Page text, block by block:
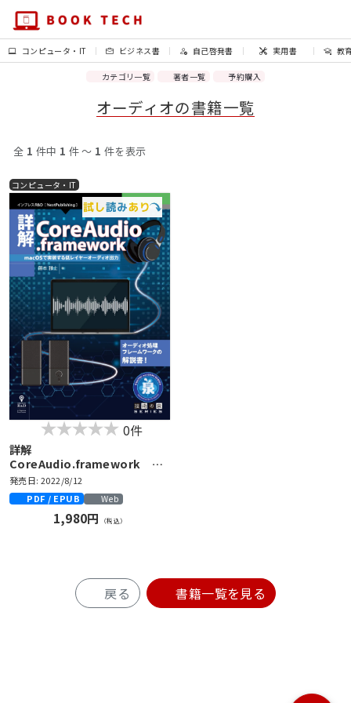
コンピュータ・IT ビジネス書 自己啓発書 実用書 教
カテゴリ一覧 著者一覧 予約購入
オーディオの書籍一覧
全 1 件中 1 件 〜 1 件を表示
コンピュータ・IT
0件
詳解
CoreAudio.framework
macOSで実装する低レイヤー
オーディオ出力
発売日: 2022/8/12
PDF / EPUB
Web
1,980円 （税込）
戻る 書籍一覧を見る